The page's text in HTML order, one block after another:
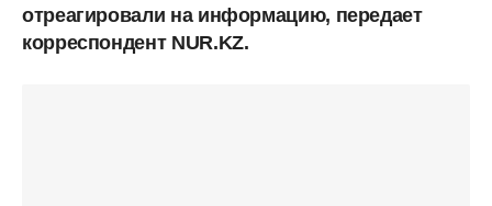
отреагировали на информацию, передает
корреспондент NUR.KZ.